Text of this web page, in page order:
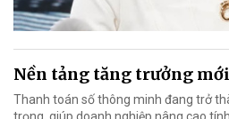
Nền tảng tăng trưởng mới
Thanh toán số thông minh đang trở